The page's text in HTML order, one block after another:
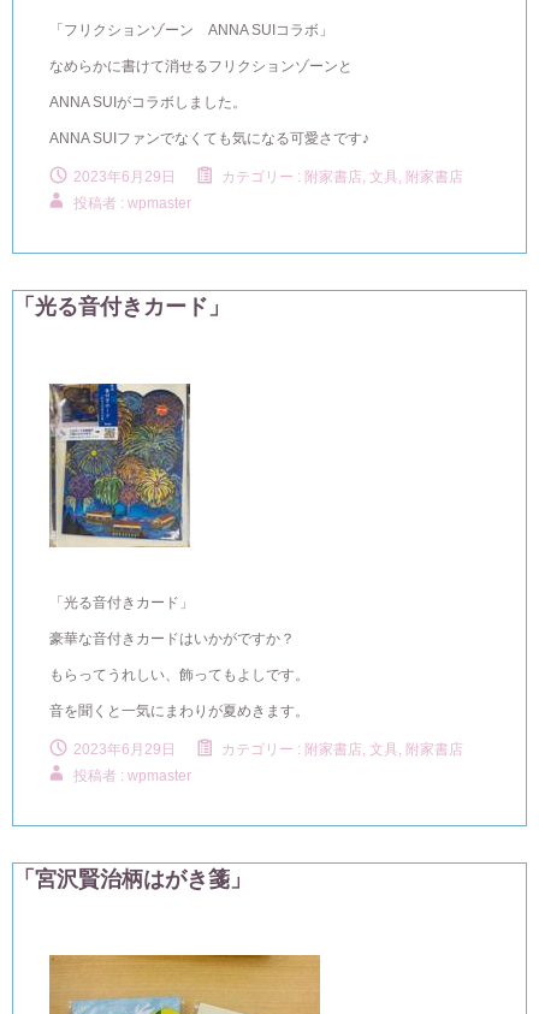
「フリクションゾーン ANNA SUIコラボ」
なめらかに書けて消せるフリクションゾーンと
ANNA SUIがコラボしました。
ANNA SUIファンでなくても気になる可愛さです♪
2023年6月29日 カテゴリー : 附家書店, 文具 附家書店
投稿者 : wpmaster
「光る音付きカード」
「光る音付きカード」
豪華な音付きカードはいかがですか？
もらってうれしい、飾ってもよしです。
音を聞くと一気にまわりが夏めきます。
2023年6月29日 カテゴリー : 附家書店, 文具 附家書店
投稿者 : wpmaster
「宮沢賢治柄はがき箋」